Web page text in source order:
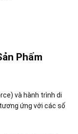
Phẩm
và hành trình di
ứng với các số